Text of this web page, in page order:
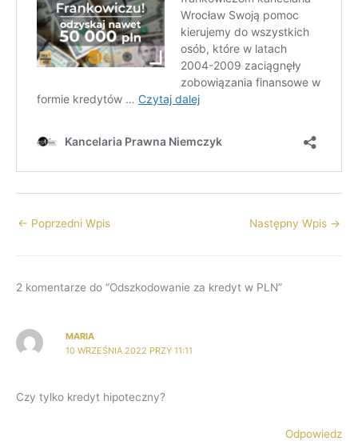
← Poprzedni Wpis Następny Wpis →
2 komentarze do “Odszkodowanie za kredyt w PLN”
MARIA
10 WRZEŚNIA 2022 PRZY 11:11
Czy tylko kredyt hipoteczny?
Odpowiedz